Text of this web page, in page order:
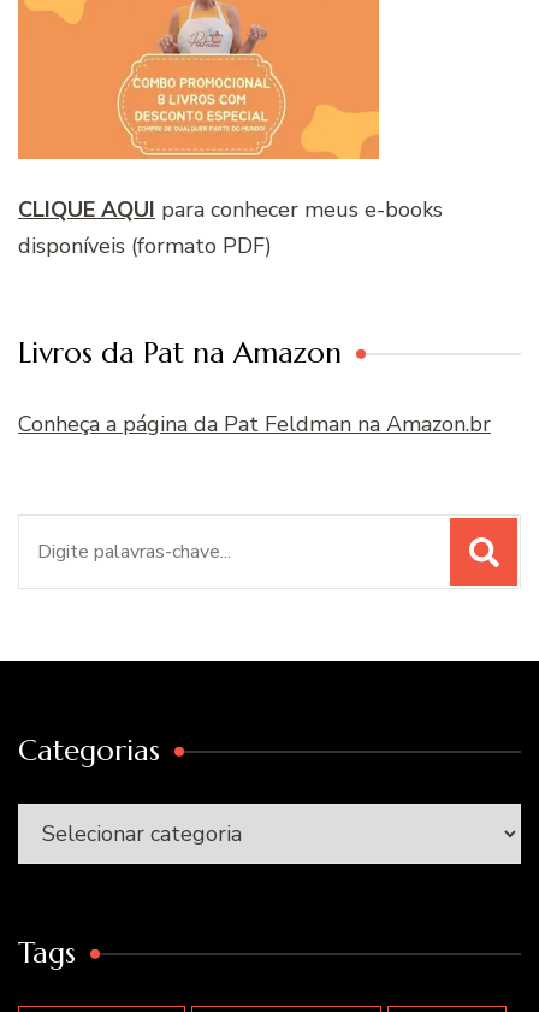
CLIQUE AQUI para conhecer meus e-books
disponíveis (formato PDF)
Livros da Pat na Amazon
Conheça a página da Pat Feldman na Amazon.br
Categorias
Categorias
Tags